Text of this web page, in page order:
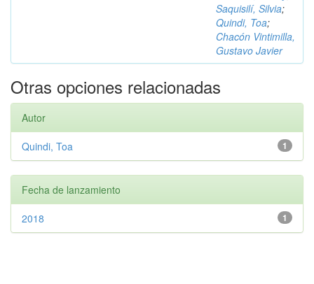
Saquisilí, Silvia;
Quindi, Toa;
Chacón Vintimilla,
Gustavo Javier
Otras opciones relacionadas
Autor
1
Quindi, Toa
Fecha de lanzamiento
1
2018